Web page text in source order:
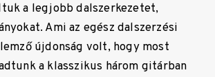
a legjobb dalszerkezetet,
Ami az egész dalszerzési
újdonság volt, hogy most
a klasszikus három gitárban